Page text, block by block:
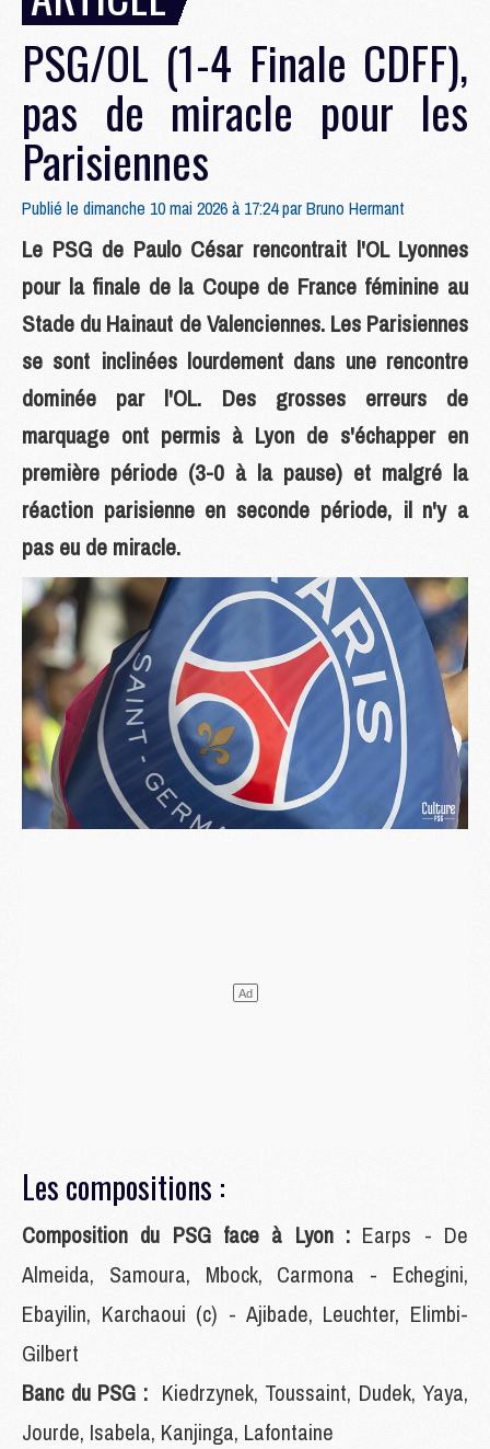
PSG/OL (1-4 Finale CDFF),
pas de miracle pour les
Parisiennes
Publié le dimanche 10 mai 2026 à 17:24 parBruno Hermant
Le PSG de Paulo César rencontrait l'OL Lyonnes
pour la finale de la Coupe de France féminine au
Stade du Hainaut de Valenciennes. Les Parisiennes
se sont inclinées lourdement dans une rencontre
dominée par l'OL. Des grosses erreurs de
marquage ont permis à Lyon de s'échapper en
première période (3-0 à la pause) et malgré la
réaction parisienne en seconde période, il n'y a
pas eu de miracle.
Les compositions :
Composition du PSG face à Lyon : Earps - De
Almeida, Samoura, Mbock, Carmona - Echegini,
Ebayilin, Karchaoui (c) - Ajibade, Leuchter, Elimbi-
Gilbert
Banc du PSG : Kiedrzynek, Toussaint, Dudek, Yaya,
Jourde, Isabela, Kanjinga, Lafontaine